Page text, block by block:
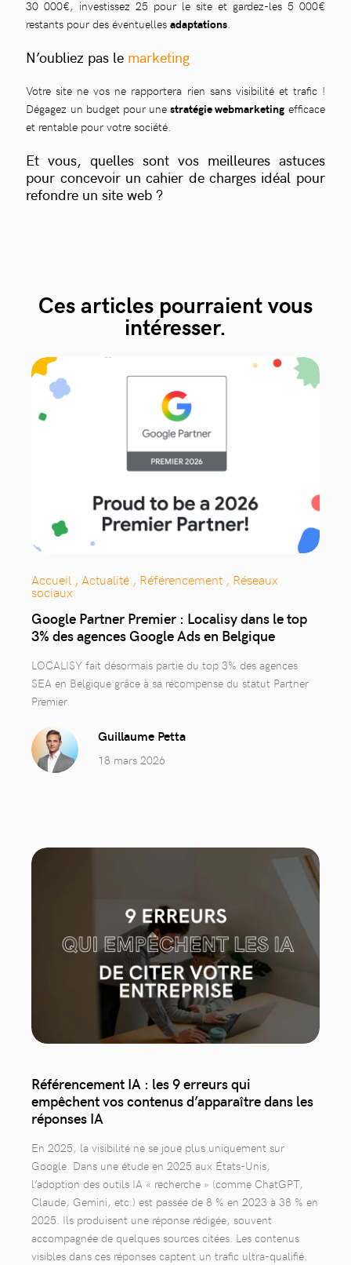
30 000€, investissez 25 pour le site et gardez-les 5 000€
restants pour des éventuellesadaptations.
N’oubliez pas le marketing
Votre site ne vos ne rapportera rien sans visibilité et trafic !
Dégagez un budget pour unestratégie webmarketing efficace
et rentable pour votre société.
Et vous, quelles sont vos meilleures astuces
pour concevoir un cahier de charges idéal pour
refondre un site web ?
Ces articles pourraient vous
intéresser.
Accueil , Actualité , Référencement , Réseaux
sociaux
Google Partner Premier : Localisy dans le top
3% des agences Google Ads en Belgique
LOCALISY fait désormais partie du top 3% des agences
SEA en Belgique grâce à sa récompense du statut Partner
Premier.
Guillaume Petta
18 mars 2026
Référencement IA : les 9 erreurs qui
empêchent vos contenus d’apparaître dans les
réponses IA
En 2025, la visibilité ne se joue plus uniquement sur
Google. Dans une étude en 2025 aux États-Unis,
l’adoption des outils IA « recherche » (comme ChatGPT,
Claude, Gemini, etc.) est passée de 8 % en 2023 à 38 % en
2025. Ils produisent une réponse rédigée, souvent
accompagnée de quelques sources citées. Les contenus
visibles dans ces réponses captent un trafic ultra-qualifié.